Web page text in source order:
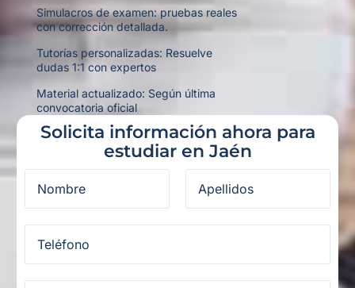
Simulacros de examen: pruebas reales
con corrección detallada.
Tutorías personalizadas: Resuelve
dudas 1:1 con expertos
Material actualizado: Según última
convocatoria oficial
Solicita información ahora para
estudiar en Jaén